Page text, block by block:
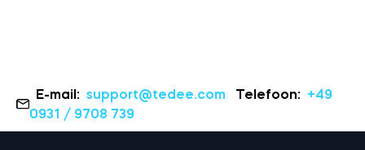
E-mail: support@tedee.com Telefoon: +49
0931 / 9708 739